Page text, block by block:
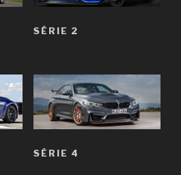
SÉRIE 2
SÉRIE 4